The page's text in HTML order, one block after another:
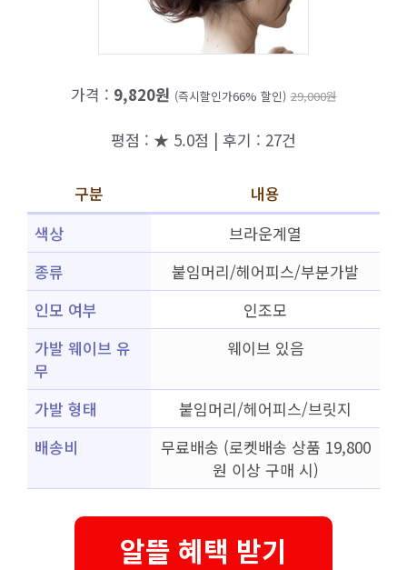
가격 : 9,820원 (즉시할인가66% 할인) 29,000원
평점 : ★ 5.0점 | 후기 : 27건
구분
내용
색상
브라운계열
종류
붙임머리/헤어피스/부분가발
인모 여부
인조모
가발 웨이브 유
무
웨이브 있음
가발 형태
붙임머리/헤어피스/브릿지
배송비
무료배송 (로켓배송 상품 19,800
원 이상 구매 시)
알뜰 혜택 받기